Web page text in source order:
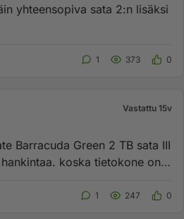
yhteensopiva sata 2:n lisäksi
1 373 0
Vastattu 15v
1 247 0